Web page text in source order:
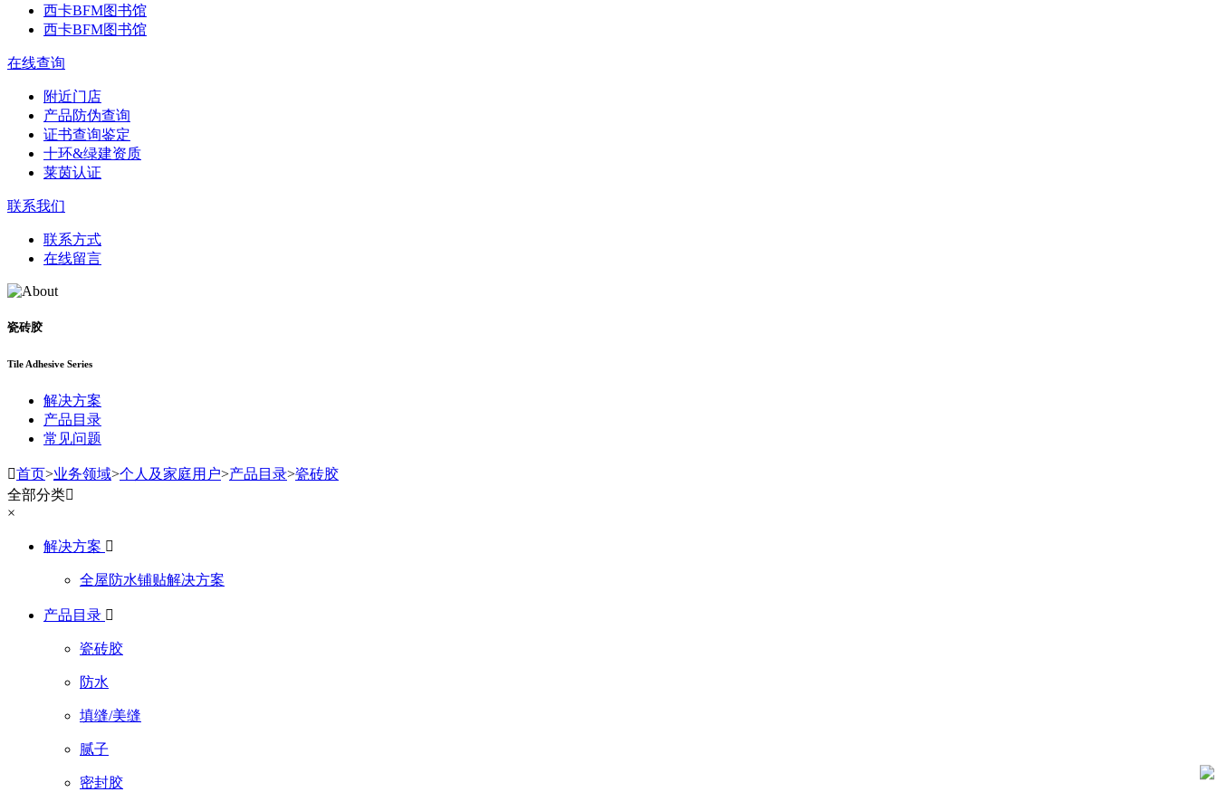
西卡BFM图书馆
西卡BFM图书馆
在线查询
附近门店
产品防伪查询
证书查询鉴定
十环&绿建资质
莱茵认证
联系我们
联系方式
在线留言
瓷砖胶
Tile Adhesive Series
解决方案
产品目录
常见问题
首页>业务领域>个人及家庭用户>产品目录>瓷砖胶
全部分类
×
解决方案 
全屋防水铺贴解决方案
产品目录 
瓷砖胶
防水
填缝/美缝
腻子
密封胶